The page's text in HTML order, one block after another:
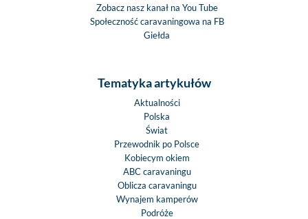
Zobacz nasz kanał na You Tube
Społeczność caravaningowa na FB
Giełda
Tematyka artykułów
Aktualności
Polska
Świat
Przewodnik po Polsce
Kobiecym okiem
ABC caravaningu
Oblicza caravaningu
Wynajem kamperów
Podróże